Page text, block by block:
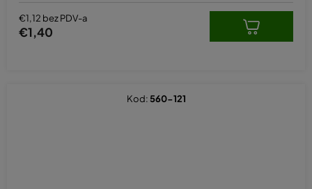
€1,12 bez PDV-a
€1,40
Kod: 560-121